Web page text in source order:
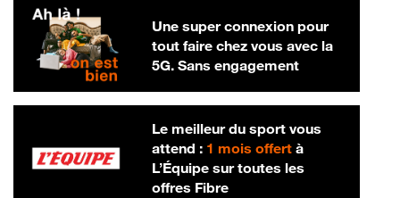
Une super connexion pour
tout faire chez vous avec la
5G. Sans engagement
Le meilleur du sport vous
attend : 1 mois offertà
L’Équipe sur toutes les
offres Fibre